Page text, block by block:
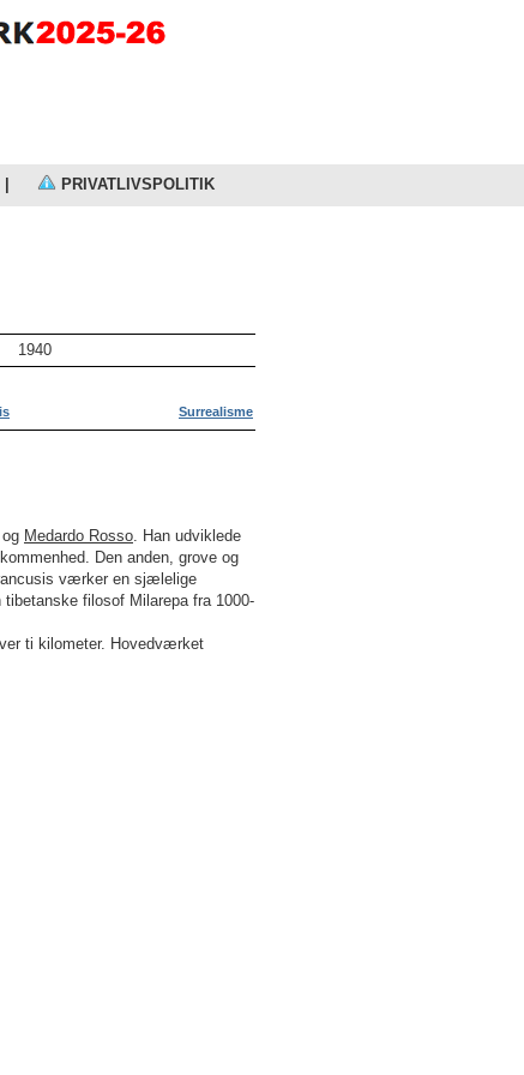
PRIVATLIVSPOLITIK
1940
Surrealisme
og Medardo Rosso. Han udviklede
Den anden, grove og
værker en sjælelige
filosof Milarepa fra 1000-
ti kilometer. Hovedværket